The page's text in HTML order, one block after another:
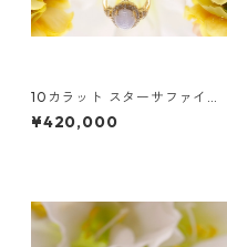
10カラット スターサファイア
リング
¥420,000